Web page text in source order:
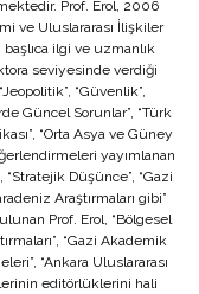
Prof. Erol, 2006
ve Uluslararası İlişkiler
ilgi ve uzmanlık
seviyesinde verdiği
“Güvenlik”,
Güncel Sorunlar”, “Türk
“Orta Asya ve Güney
yayımlanan
“Stratejik Düşünce”, “Gazi
Araştırmaları gibi”
Prof. Erol, “Bölgesel
“Gazi Akademik
“Ankara Uluslararası
editörlüklerini hali